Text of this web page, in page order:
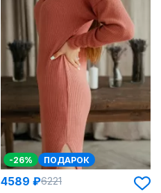
-26% ПОДАРОК
4589 ₽6221